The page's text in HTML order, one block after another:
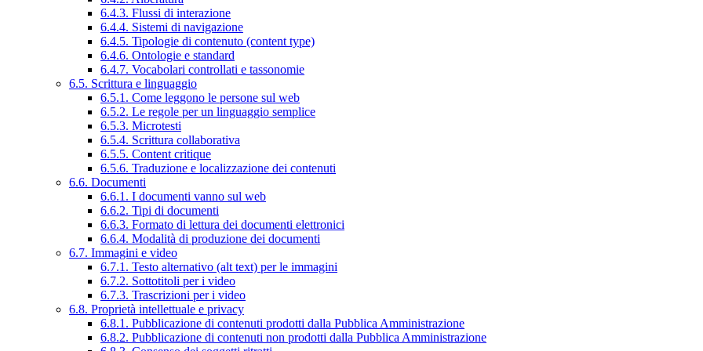
6.4.3. Flussi di interazione
6.4.4. Sistemi di navigazione
6.4.5. Tipologie di contenuto (content type)
6.4.6. Ontologie e standard
6.4.7. Vocabolari controllati e tassonomie
6.5. Scrittura e linguaggio
6.5.1. Come leggono le persone sul web
6.5.2. Le regole per un linguaggio semplice
6.5.3. Microtesti
6.5.4. Scrittura collaborativa
6.5.5. Content critique
6.5.6. Traduzione e localizzazione dei contenuti
6.6. Documenti
6.6.1. I documenti vanno sul web
6.6.2. Tipi di documenti
6.6.3. Formato di lettura dei documenti elettronici
6.6.4. Modalità di produzione dei documenti
6.7. Immagini e video
6.7.1. Testo alternativo (alt text) per le immagini
6.7.2. Sottotitoli per i video
6.7.3. Trascrizioni per i video
6.8. Proprietà intellettuale e privacy
6.8.1. Pubblicazione di contenuti prodotti dalla Pubblica Amministrazione
6.8.2. Pubblicazione di contenuti non prodotti dalla Pubblica Amministrazione